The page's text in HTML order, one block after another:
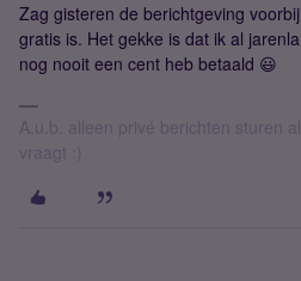
Zag gisteren de berichtgeving
gratis is. Het gekke is dat ik al
nog nooit een cent heb betaald 😃
A.u.b. alleen privé berichten sturen
vraagt :)